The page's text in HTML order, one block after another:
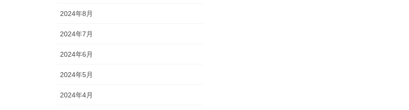
2024年8月
2024年7月
2024年6月
2024年5月
2024年4月